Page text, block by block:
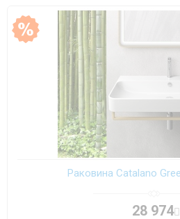
Раковина Catalano
28 974